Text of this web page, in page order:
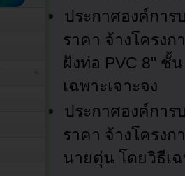
ประกาศองค์การ
ราคา จ้างโครง
ฝังท่อ PVC 8" ชั้
เฉพาะเจาะจง
ประกาศองค์การ
ราคา จ้างโครง
นายตุ่น โดยวิธีเฉ